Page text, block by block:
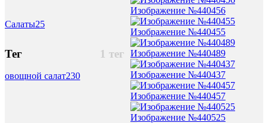
Салаты25
1 тег
Тег
овощной салат230
Изображение №440456
Изображение №440455
Изображение №440489
Изображение №440437
Изображение №440457
Изображение №440525